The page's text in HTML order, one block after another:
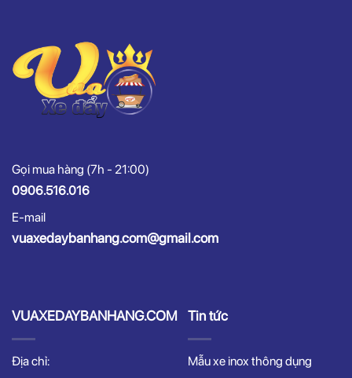
Gọi mua hàng (7h - 21:00)
0906.516.016
E-mail
vuaxedaybanhang.com@gmail.com
VUAXEDAYBANHANG.COM
Địa chỉ:
Tin tức
Mẫu xe inox thông dụng